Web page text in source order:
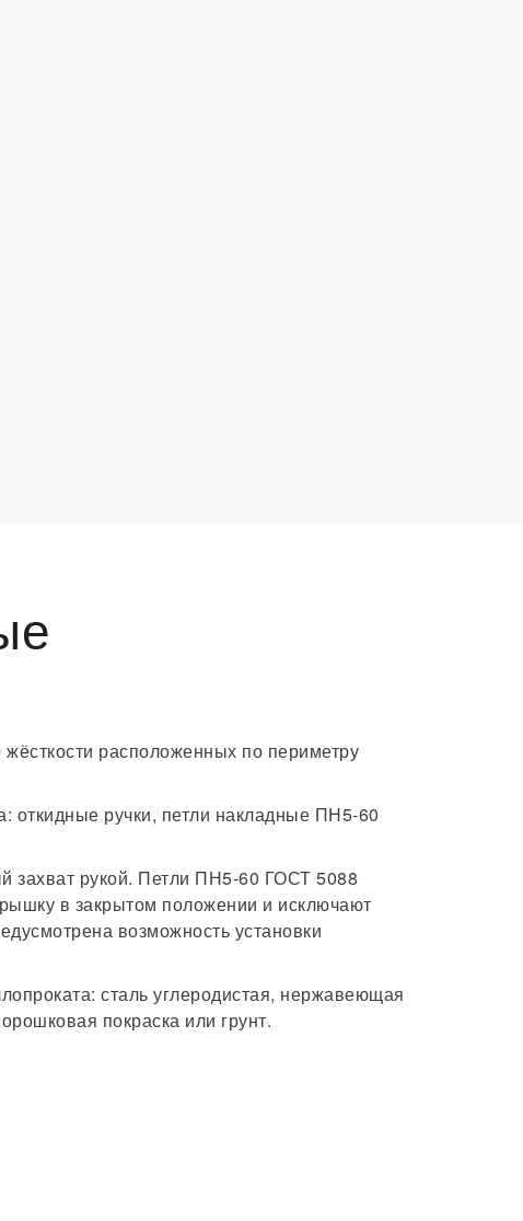
расположенных по периметру
откидные ручки, петли накладные ПН5-60
захват рукой. Петли ПН5-60 ГОСТ 5088
в закрытом положении и исключают
возможность установки
сталь углеродистая, нержавеющая
покраска или грунт.